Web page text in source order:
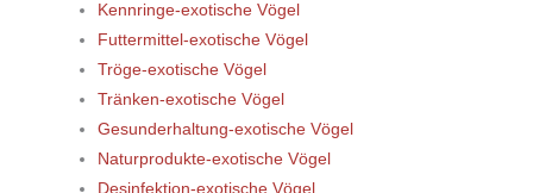
Kennringe-exotische Vögel
Futtermittel-exotische Vögel
Tröge-exotische Vögel
Tränken-exotische Vögel
Gesunderhaltung-exotische Vögel
Naturprodukte-exotische Vögel
Desinfektion-exotische Vögel